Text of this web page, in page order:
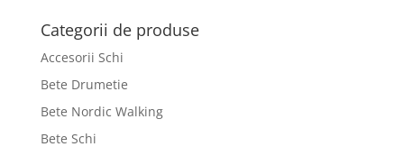
Categorii de produse
Accesorii Schi
Bete Drumetie
Bete Nordic Walking
Bete Schi